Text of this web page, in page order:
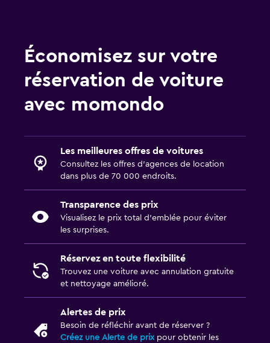
Économisez sur votre
réservation de voiture
avec momondo
Les meilleures offres de voitures
Consultez les offres d’agences de location
dans plus de 70 000 endroits.
Transparence des prix
Visualisez le prix total d’emblée pour éviter
les surprises.
Réservez en toute flexibilité
Trouvez une voiture avec annulation gratuite
et nettoyage amélioré.
Alertes de prix
Besoin de réfléchir avant de réserver ?
Créez une Alerte de prixpour obtenir les